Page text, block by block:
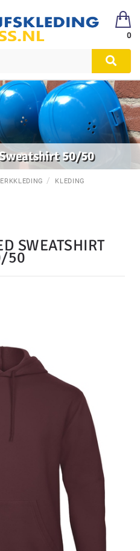
0
50/50
KLEDING
SWEATSHIRT
50